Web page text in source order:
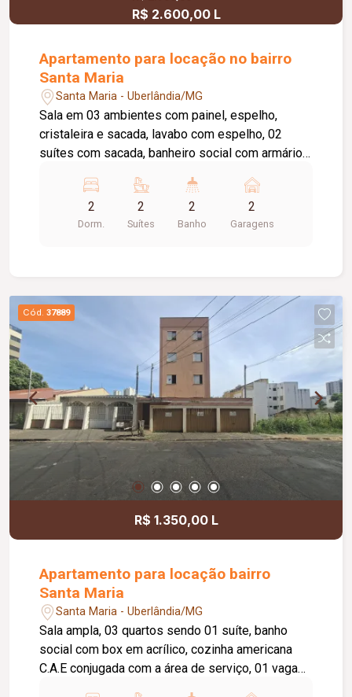
R$ 2.600,00 L
Apartamento para locação no bairro
Santa Maria
Santa Maria - Uberlândia/MG
Sala em 03 ambientes com painel, espelho,
cristaleira e sacada, lavabo com espelho, 02
suítes com sacada, banheiro social com armário
fogão e exaustor, área de serviço com armário,
banheiro de serviços com armários, 02 vagas de
garagem, box para depósito, elevador, portaria 12
2
Dorm.
2
Suítes
2
Banho
2
Garagens
Cód. 37889
R$ 1.350,00 L
Apartamento para locação bairro
Santa Maria
Santa Maria - Uberlândia/MG
Sala ampla, 03 quartos sendo 01 suíte, banho
social com box em acrílico, cozinha americana
C.A.E conjugada com a área de serviço, 01 vaga